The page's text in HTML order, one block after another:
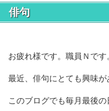
俳句
お疲れ様です。職員Ｎです
最近、俳句にとても興味が
このブログでも毎月最後